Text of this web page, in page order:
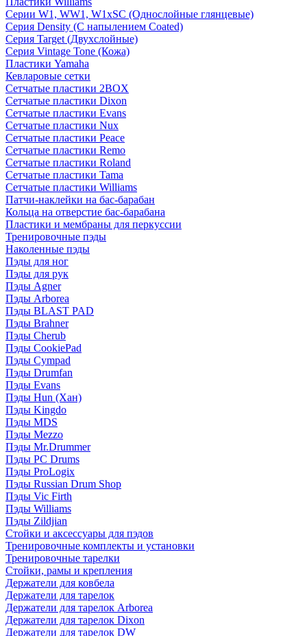
Серии W1, WW1, W1xSC (Однослойные глянцевые)
Серия Density (C напылением Coated)
Серия Target (Двухслойные)
Серия Vintage Tone (Кожа)
Пластики Yamaha
Кевларовые сетки
Сетчатые пластики 2BOX
Сетчатые пластики Dixon
Сетчатые пластики Evans
Сетчатые пластики Nux
Сетчатые пластики Peace
Сетчатые пластики Remo
Сетчатые пластики Roland
Сетчатые пластики Tama
Сетчатые пластики Williams
Патчи-наклейки на бас-барабан
Кольца на отверстие бас-барабана
Пластики и мембраны для перкуссии
Тренировочные пэды
Наколенные пэды
Пэды для ног
Пэды для рук
Пэды Agner
Пэды Arborea
Пэды BLAST PAD
Пэды Brahner
Пэды Cherub
Пэды CookiePad
Пэды Cympad
Пэды Drumfan
Пэды Evans
Пэды Hun (Хан)
Пэды Kingdo
Пэды MDS
Пэды Mezzo
Пэды Mr.Drummer
Пэды PC Drums
Пэды ProLogix
Пэды Russian Drum Shop
Пэды Vic Firth
Пэды Williams
Пэды Zildjian
Стойки и аксессуары для пэдов
Тренировочные комплекты и установки
Тренировочные тарелки
Стойки, рамы и крепления
Держатели для ковбела
Держатели для тарелок
Держатели для тарелок Arborea
Держатели для тарелок Dixon
Держатели для тарелок DW